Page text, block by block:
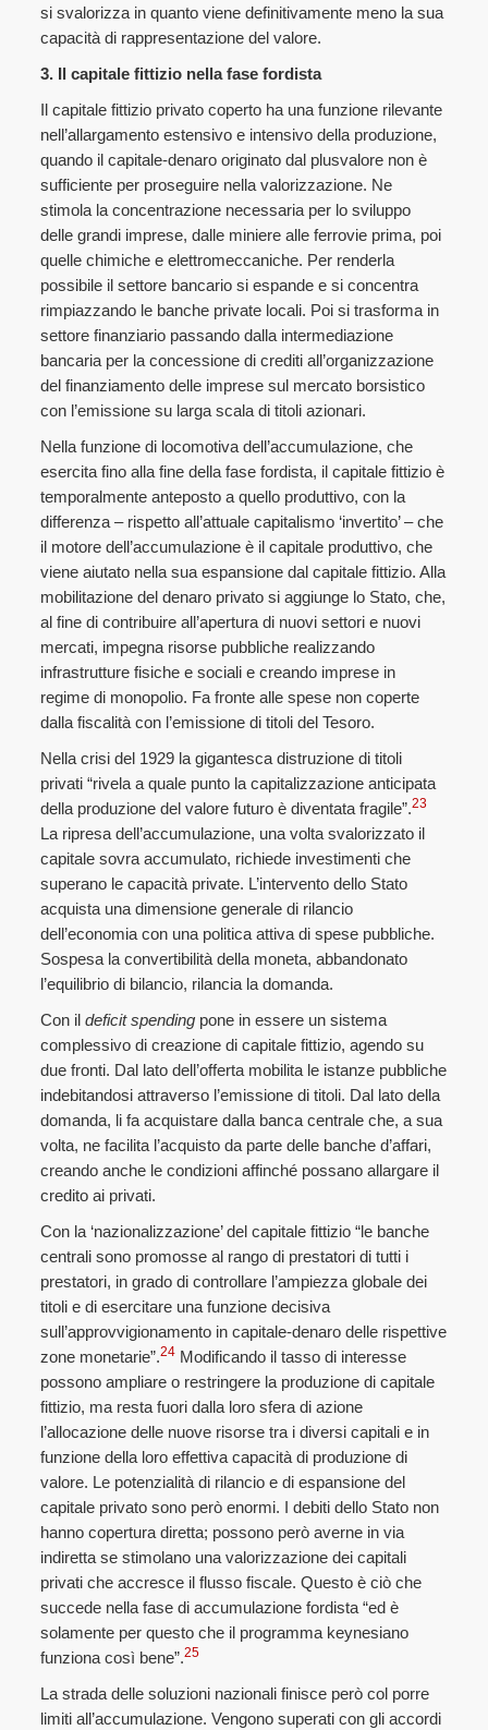
si svalorizza in quanto viene definitivamente meno la sua
capacità di rappresentazione del valore.
3. Il capitale fittizio nella fase fordista
Il capitale fittizio privato coperto ha una funzione rilevante
nell’allargamento estensivo e intensivo della produzione,
quando il capitale-denaro originato dal plusvalore non è
sufficiente per proseguire nella valorizzazione. Ne
stimola la concentrazione necessaria per lo sviluppo
delle grandi imprese, dalle miniere alle ferrovie prima, poi
quelle chimiche e elettromeccaniche. Per renderla
possibile il settore bancario si espande e si concentra
rimpiazzando le banche private locali. Poi si trasforma in
settore finanziario passando dalla intermediazione
bancaria per la concessione di crediti all’organizzazione
del finanziamento delle imprese sul mercato borsistico
con l’emissione su larga scala di titoli azionari.
Nella funzione di locomotiva dell’accumulazione, che
esercita fino alla fine della fase fordista, il capitale fittizio è
temporalmente anteposto a quello produttivo, con la
differenza – rispetto all’attuale capitalismo ‘invertito’ – che
il motore dell’accumulazione è il capitale produttivo, che
viene aiutato nella sua espansione dal capitale fittizio. Alla
mobilitazione del denaro privato si aggiunge lo Stato, che,
al fine di contribuire all’apertura di nuovi settori e nuovi
mercati, impegna risorse pubbliche realizzando
infrastrutture fisiche e sociali e creando imprese in
regime di monopolio. Fa fronte alle spese non coperte
dalla fiscalità con l’emissione di titoli del Tesoro.
Nella crisi del 1929 la gigantesca distruzione di titoli
privati “rivela a quale punto la capitalizzazione anticipata
della produzione del valore futuro è diventata fragile”.23
La ripresa dell’accumulazione, una volta svalorizzato il
capitale sovra accumulato, richiede investimenti che
superano le capacità private. L’intervento dello Stato
acquista una dimensione generale di rilancio
dell’economia con una politica attiva di spese pubbliche.
Sospesa la convertibilità della moneta, abbandonato
l’equilibrio di bilancio, rilancia la domanda.
Con ildeficit spending pone in essere un sistema
complessivo di creazione di capitale fittizio, agendo su
due fronti. Dal lato dell’offerta mobilita le istanze pubbliche
indebitandosi attraverso l’emissione di titoli. Dal lato della
domanda, li fa acquistare dalla banca centrale che, a sua
volta, ne facilita l’acquisto da parte delle banche d’affari,
creando anche le condizioni affinché possano allargare il
credito ai privati.
Con la ‘nazionalizzazione’ del capitale fittizio “le banche
centrali sono promosse al rango di prestatori di tutti i
prestatori, in grado di controllare l’ampiezza globale dei
titoli e di esercitare una funzione decisiva
sull’approvvigionamento in capitale-denaro delle rispettive
zone monetarie”.24 Modificando il tasso di interesse
possono ampliare o restringere la produzione di capitale
fittizio, ma resta fuori dalla loro sfera di azione
l’allocazione delle nuove risorse tra i diversi capitali e in
funzione della loro effettiva capacità di produzione di
valore. Le potenzialità di rilancio e di espansione del
capitale privato sono però enormi. I debiti dello Stato non
hanno copertura diretta; possono però averne in via
indiretta se stimolano una valorizzazione dei capitali
privati che accresce il flusso fiscale. Questo è ciò che
succede nella fase di accumulazione fordista “ed è
solamente per questo che il programma keynesiano
funziona così bene”.25
La strada delle soluzioni nazionali finisce però col porre
limiti all’accumulazione. Vengono superati con gli accordi